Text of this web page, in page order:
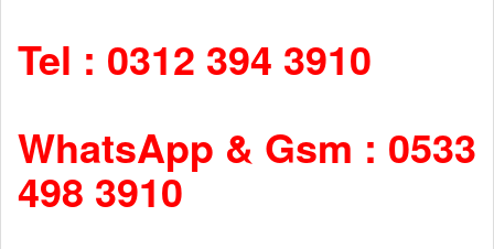
Tel : 0312 394 3910
WhatsApp & Gsm : 0533
498 3910